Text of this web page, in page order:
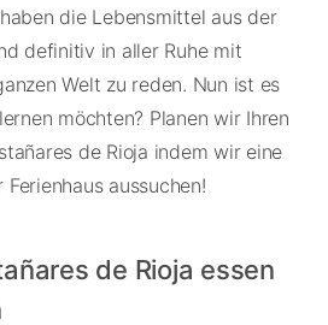
die Lebensmittel aus der
definitiv in aller Ruhe mit
Welt zu reden. Nun ist es
möchten? Planen wir Ihren
de Rioja indem wir eine
aussuchen!
de Rioja essen